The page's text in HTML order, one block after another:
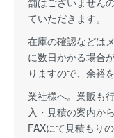
ていただきます。
在庫の確認などは
に数日かかる場合
りますので、余裕
業社様へ。業販も
入・見積の案内か
FAXにて見積もり